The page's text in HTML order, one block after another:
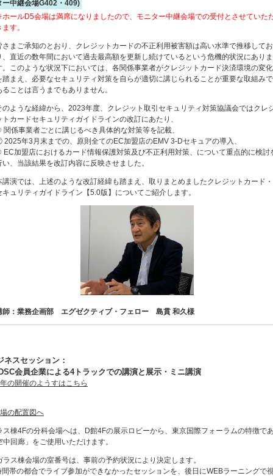
ー中継会場G402・409)
ールD5会場は満席になりましたので、モニター中継会場での受付とさせていた
ます。
さまご承知のとおり、クレジットカードの不正利用被害額は高い水準で推移してお
、直近の数年間において過去最高額を更新し続けているという危機的状況にありま
。このような状況下においては、各関係事業者がクレジットカード決済環境の変化
踏まえ、必要なセキュリティ対策を自らが適切に講じられることが重要な取組みで
ることは言うまでもありません。
のような経緯から、2023年度、クレジット取引セキュリティ対策協議会ではクレ
トカードセキュリティガイドラインの改訂にあたり、
係事業者ごとに講じるべき具体的な対策等を記載、
年3月末までの、原則全てのEC加盟店のEMV 3-Dセキュアの導入、
EC加盟店におけるカード情報保護対策及び不正利用対策、について重点的に検討
い、当該結果を改訂内容に反映させました。
講演では、上述のような改訂経緯も踏まえ、取りまとめましたクレジットカード・
キュリティガイドライン【5.0版】についてご紹介します。
師：業務企画部 エグゼクティブ・フェロー 島貫 和久様
ネスセッション：
会員企業による4トラックでの講演と展示・ミニ講演
の開催のようすはこちら
の配置図へ
ス棟4Fの分科会場へは、D館4Fの展示ロビーから、東京国際フォーラムの特徴で
中回廊」をご使用いただけます。
ス棟会場の室番号は、事前の予約状況により決定します。
帯の都合でライブ参加ができなかったセッションを、後日にWEBラーニングで